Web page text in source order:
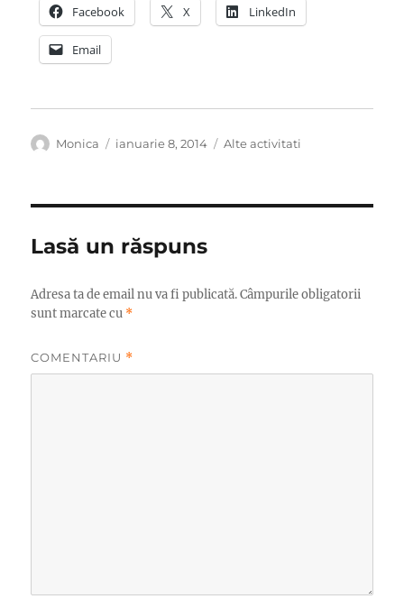
Facebook X LinkedIn
Email
Autor
Monica
Publicat
ianuarie 8, 2014 Categorii
Alte activitati
Lasă un răspuns
Adresa ta de email nu va fi publicată. Câmpurile obligatorii
sunt marcate cu *
COMENTARIU *